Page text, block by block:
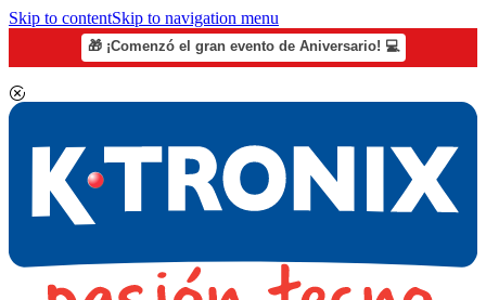
Skip to contentSkip to navigation menu
🎁 ¡Comenzó el gran evento de Aniversario! 💻